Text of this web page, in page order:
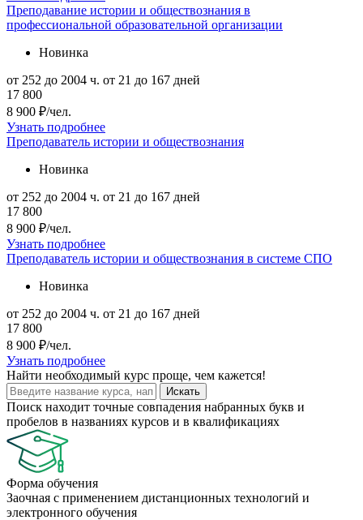
Преподавание истории и обществознания в
профессиональной образовательной организации
Новинка
от 252 до 2004 ч. от 21 до 167 дней
17 800
8 900 ₽/чел.
Узнать подробнее
Преподаватель истории и обществознания
Новинка
от 252 до 2004 ч. от 21 до 167 дней
17 800
8 900 ₽/чел.
Узнать подробнее
Преподаватель истории и обществознания в системе СПО
Новинка
от 252 до 2004 ч. от 21 до 167 дней
17 800
8 900 ₽/чел.
Узнать подробнее
Найти необходимый курс проще, чем кажется!
Искать
Поиск находит точные совпадения набранных букв и
пробелов в названиях курсов и в квалификациях
Форма обучения
Заочная с применением дистанционных технологий и
электронного обучения